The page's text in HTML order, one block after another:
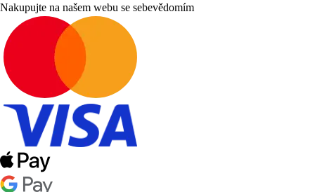
Nakupujte na našem webu se sebevědomím